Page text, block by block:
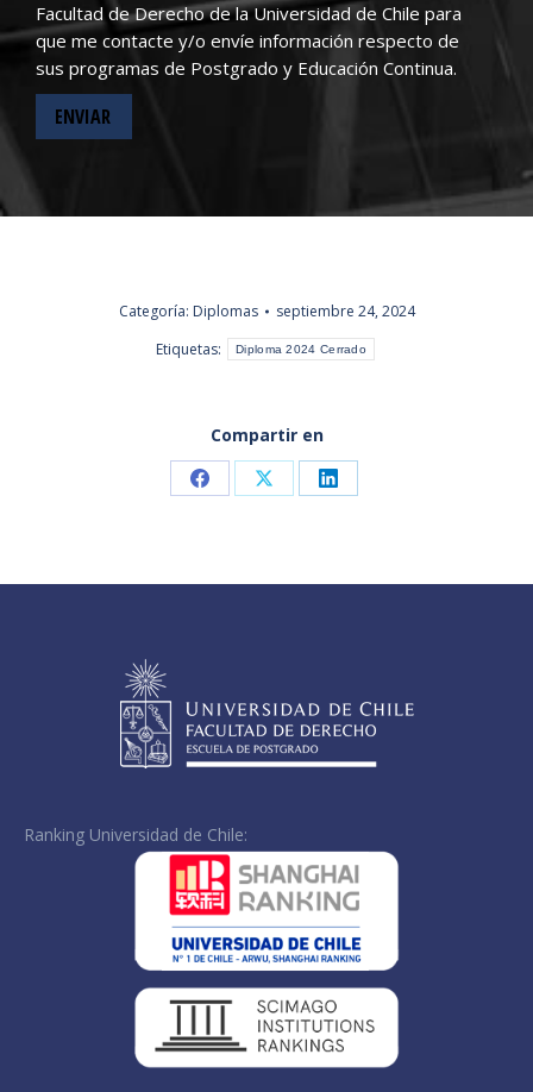
Facultad de Derecho de la Universidad de Chile para
que me contacte y/o envíe información respecto de
sus programas de Postgrado y Educación Continua.
Categoría: Diplomas
septiembre 24, 2024
Etiquetas:
Diploma 2024 Cerrado
Compartir en
Share Share Share
Ranking Universidad de Chile: